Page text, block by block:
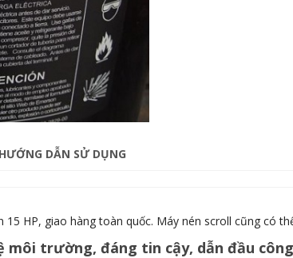
HƯỚNG DẪN SỬ DỤNG
HP, giao hàng toàn quốc. Máy nén scroll cũng có
môi trường, đáng tin cậy, dẫn đầu